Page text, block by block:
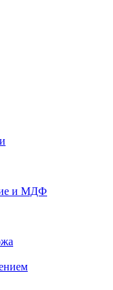
и МДФ